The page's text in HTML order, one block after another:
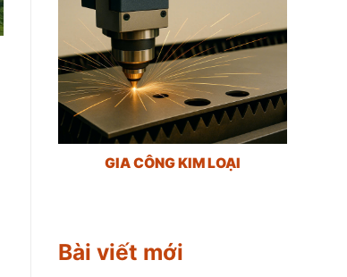
GIA CÔNG KIM LOẠI
Bài viết mới